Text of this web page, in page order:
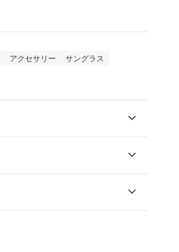
アクセサリー
サングラス